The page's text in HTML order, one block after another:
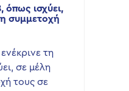
ισχύει,
συμμετοχή
τη
σε μέλη
τους σε